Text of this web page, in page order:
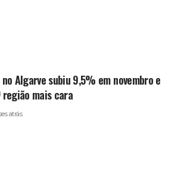
Algarve subiu 9,5% em novembro e
região mais cara
atrás